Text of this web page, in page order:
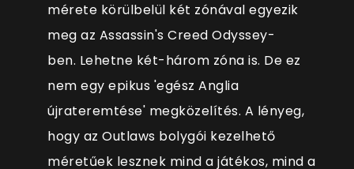
mérete körülbelül két zónával egyezik
meg az Assassin's Creed Odyssey-
ben. Lehetne két-három zóna is. De ez
nem egy epikus 'egész Anglia
újrateremtése' megközelítés. A lényeg,
hogy az Outlaws bolygói kezelhető
méretűek lesznek mind a játékos, mind a